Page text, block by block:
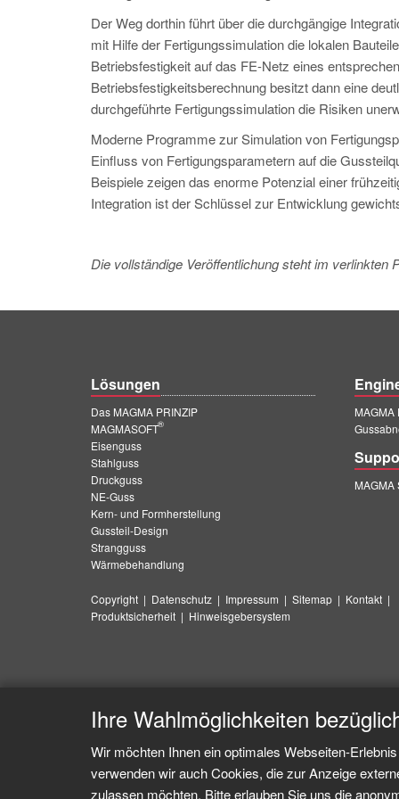
Der Weg dorthin führt über die durchgängige
mit Hilfe der Fertigungssimulation die lokalen
Betriebsfestigkeit auf das FE-Netz eines
Betriebsfestigkeitsberechnung besitzt dann eine
durchgeführte Fertigungssimulation die Risiken
Moderne Programme zur Simulation von
Einfluss von Fertigungsparametern auf die
Beispiele zeigen das enorme Potenzial einer
Integration ist der Schlüssel zur Entwicklung
Die vollständige Veröffentlichung steht im verlinkten
Lösungen
Das MAGMA PRINZIP
MAGMASOFT
®
Eisenguss
Stahlguss
Druckguss
NE-Guss
Kern- und Formherstellung
Gussteil-Design
Strangguss
Wärmebehandlung
Copyright | Datenschutz | Impressum | Sitemap | Kontakt |
Produktsicherheit | Hinweisgebersystem
Ihre Wahlmöglichkeiten
Wir möchten Ihnen ein optimales Webseiten-
verwenden wir auch Cookies, die zur Anzeige
zulassen möchten. Bitte erlauben Sie uns die